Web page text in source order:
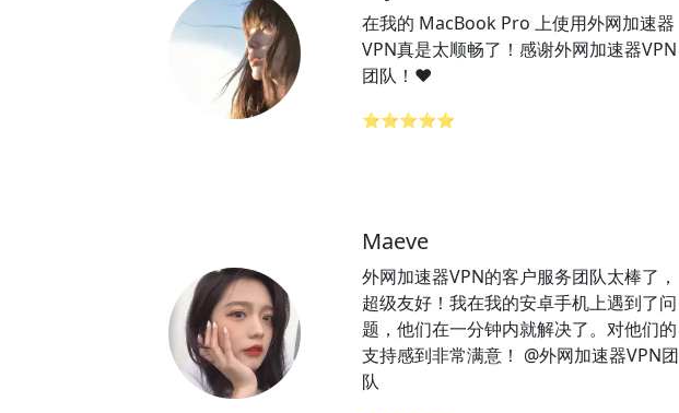
在我的 MacBook Pro 上使用外网加速器
VPN真是太顺畅了！感谢外网加速器VPN
团队！❤️
⭐⭐⭐⭐⭐
Maeve
外网加速器VPN的客户服务团队太棒了，
超级友好！我在我的安卓手机上遇到了问
题，他们在一分钟内就解决了。对他们的
支持感到非常满意！ @外网加速器VPN团
队